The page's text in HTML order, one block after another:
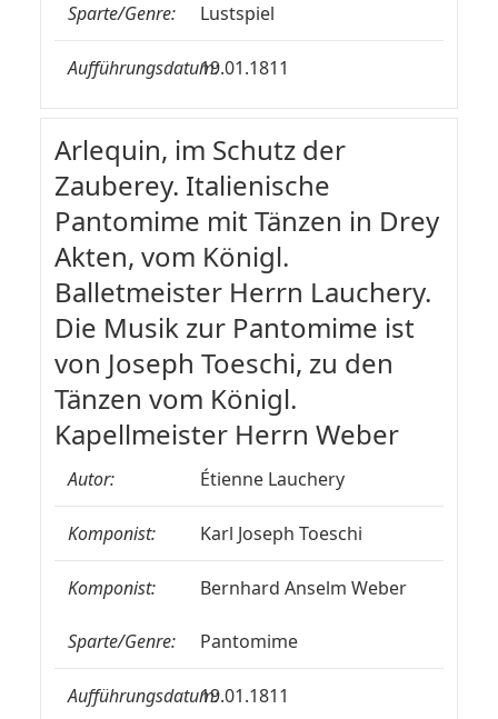
Sparte/Genre: Lustspiel
Aufführungsdatum:19.01.1811
Arlequin, im Schutz der
Zauberey. Italienische
Pantomime mit Tänzen in Drey
Akten, vom Königl.
Balletmeister Herrn Lauchery.
Die Musik zur Pantomime ist
von Joseph Toeschi, zu den
Tänzen vom Königl.
Kapellmeister Herrn Weber
Autor: Étienne Lauchery
Komponist: Karl Joseph Toeschi
Komponist: Bernhard Anselm Weber
Sparte/Genre: Pantomime
Aufführungsdatum:19.01.1811